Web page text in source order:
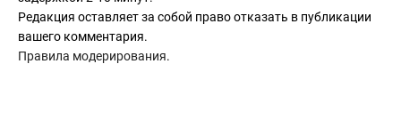
Редакция оставляет за собой право отказать в публикации
вашего комментария.
Правила модерирования.